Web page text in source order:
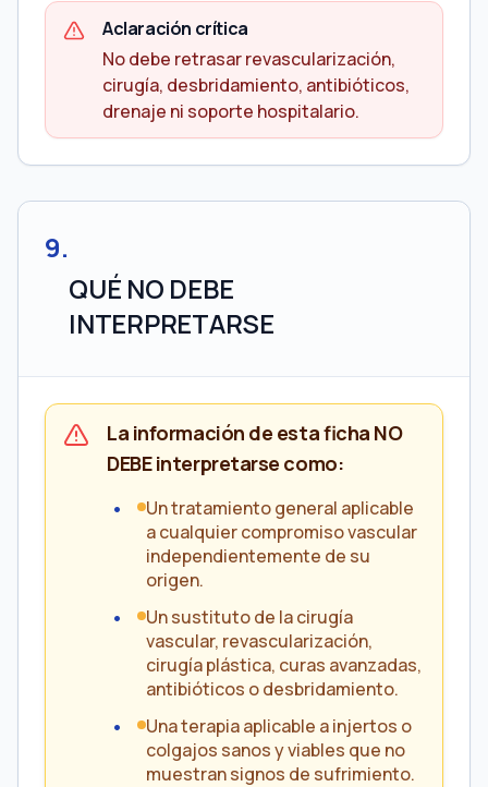
Aclaración crítica
No debe retrasar revascularización,
cirugía, desbridamiento, antibióticos,
drenaje ni soporte hospitalario.
9.
QUÉ NO DEBE
INTERPRETARSE
La información de esta ficha NO
DEBE interpretarse como:
Un tratamiento general aplicable
a cualquier compromiso vascular
independientemente de su
origen.
Un sustituto de la cirugía
vascular, revascularización,
cirugía plástica, curas avanzadas,
antibióticos o desbridamiento.
Una terapia aplicable a injertos o
colgajos sanos y viables que no
muestran signos de sufrimiento.